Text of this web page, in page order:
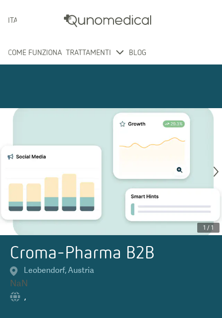
ITALIANO
COME FUNZIONA TRATTAMENTI BLOG
1 / 1
Croma-Pharma B2B
Leobendorf,Austria
NaN
,